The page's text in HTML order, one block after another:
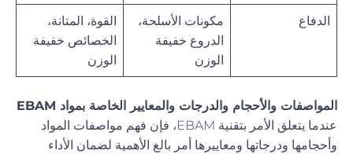
الدفاع
مكونات الأسلحة،
الدروع خفيفة
الوزن
القوة، المتانة،
الخصائص خفيفة
الوزن
المواصفات والأحجام والدرجات والمعايير الخاصة بمواد EBAM
عندما يتعلق الأمر بتقنية EBAM، فإن فهم مواصفات المواد
وأحجامها ودرجاتها ومعاييرها أمر بالغ الأهمية لضمان الأداء